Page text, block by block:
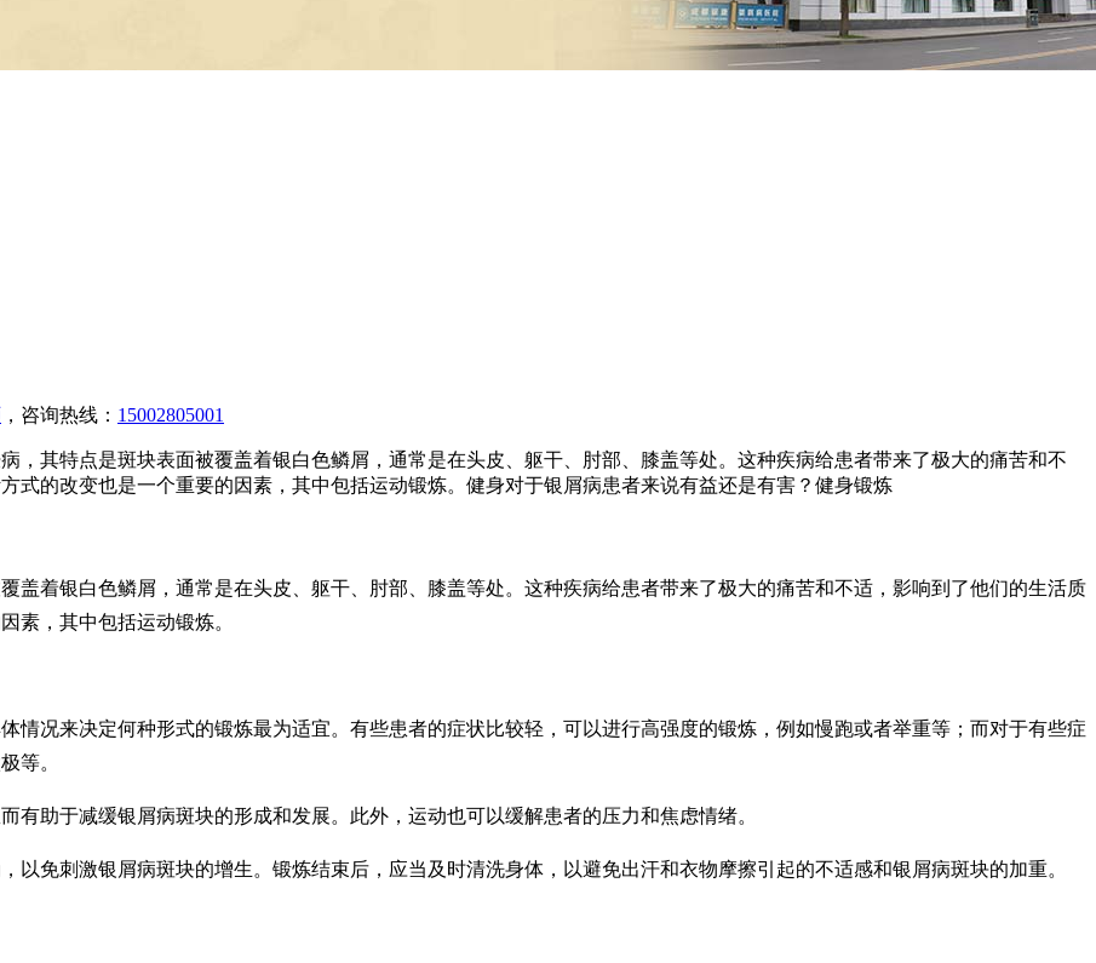
，咨询热线： 15002805001
，其特点是斑块表面被覆盖着银白色鳞屑，通常是在头皮、躯干、肘部、膝盖等处。这种疾病给患者带来了极大的痛苦和不
式的改变也是一个重要的因素，其中包括运动锻炼。健身对于银屑病患者来说有益还是有害？健身锻炼
盖着银白色鳞屑，通常是在头皮、躯干、肘部、膝盖等处。这种疾病给患者带来了极大的痛苦和不适，影响到了他们的生活质
素，其中包括运动锻炼。
情况来决定何种形式的锻炼最为适宜。有些患者的症状比较轻，可以进行高强度的锻炼，例如慢跑或者举重等；而对于有些症
等。
助于减缓银屑病斑块的形成和发展。此外，运动也可以缓解患者的压力和焦虑情绪。
以免刺激银屑病斑块的增生。锻炼结束后，应当及时清洗身体，以避免出汗和衣物摩擦引起的不适感和银屑病斑块的加重。